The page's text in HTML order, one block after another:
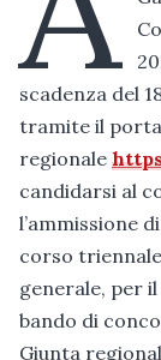
scadenza del
tramite il
regionale
candidarsi al
l’ammissione
corso
generale, per
bando di
Giunta